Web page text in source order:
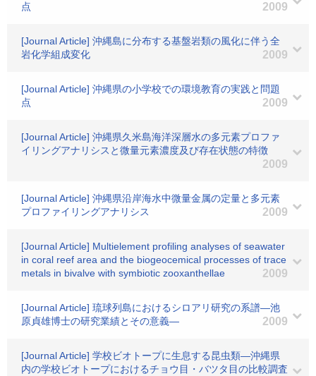
点
2009
[Journal Article] 沖縄島に分布する基盤岩類の風化に伴う全
岩化学組成変化
2009
[Journal Article] 沖縄県の小学校での環境教育の実践と問題
点
2009
[Journal Article] 沖縄県久米島海洋深層水の多元素プロファ
イリングアナリシスと微量元素濃度及び存在状態の特徴
2009
[Journal Article] 沖縄県沿岸海水中微量金属の定量と多元素
プロファイリングアナリシス
2009
[Journal Article] Multielement profiling analyses of seawater
in coral reef area and the biogeocemical processes of trace
metals in bivalve with symbiotic zooxanthellae
2009
[Journal Article] 琉球列島におけるシロアリ研究の系譜―池
原貞雄博士の研究業績とその意義―
2009
[Journal Article] 学校ビオトープに生息する昆虫類―沖縄県
内の学校ビオトープにおけるチョウ目・バツタ目の比較調査